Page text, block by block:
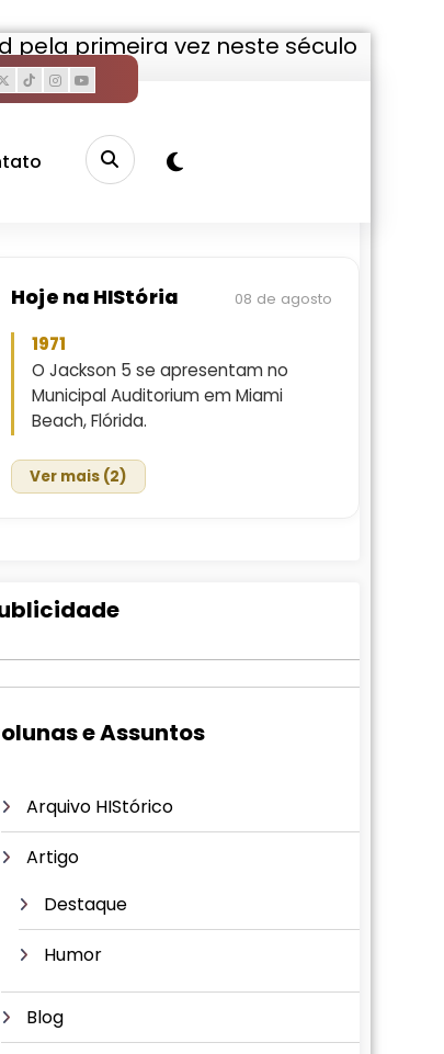
pela primeira vez neste século
Hoje na HIStória 08 de agosto
1971
O Jackson 5 se apresentam no
Municipal Auditorium em Miami
Beach, Flórida.
Ver mais (2)
e Assuntos
Arquivo HIStórico
Artigo
Destaque
Humor
Blog